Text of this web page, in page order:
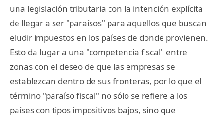
una legislación tributaria con la intención explícita
de llegar a ser "paraísos" para aquellos que buscan
eludir impuestos en los países de donde provienen.
Esto da lugar a una "competencia fiscal" entre
zonas con el deseo de que las empresas se
establezcan dentro de sus fronteras, por lo que el
término "paraíso fiscal" no sólo se refiere a los
países con tipos impositivos bajos, sino que